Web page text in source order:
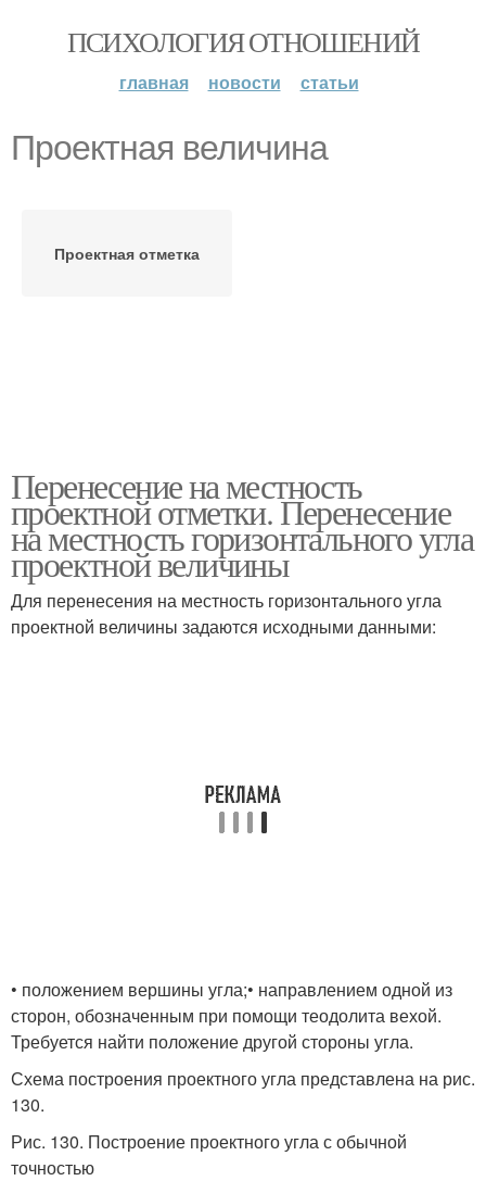
ПСИХОЛОГИЯ ОТНОШЕНИЙ
главная новости статьи
Проектная величина
Проектная отметка
Перенесение на местность
проектной отметки. Перенесение
на местность горизонтального угла
проектной величины
Для перенесения на местность горизонтального угла
проектной величины задаются исходными данными:
• положением вершины угла;• направлением одной из
сторон, обозначенным при помощи теодолита вехой.
Требуется найти положение другой стороны угла.
Схема построения проектного угла представлена на рис.
130.
Рис. 130. Построение проектного угла с обычной
точностью